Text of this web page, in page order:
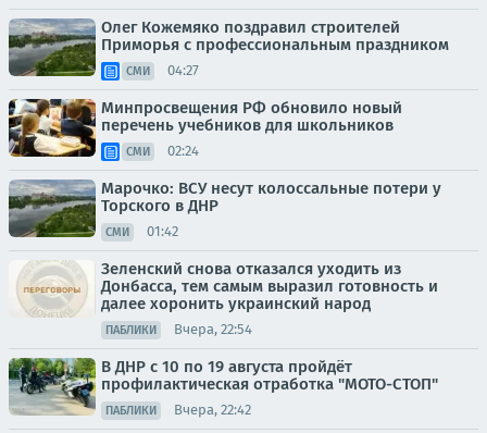
Олег Кожемяко поздравил строителей
Приморья с профессиональным праздником
СМИ 04:27
Минпросвещения РФ обновило новый
перечень учебников для школьников
СМИ 02:24
Марочко: ВСУ несут колоссальные потери у
Торского в ДНР
СМИ 01:42
Зеленский снова отказался уходить из
Донбасса, тем самым выразил готовность и
далее хоронить украинский народ
ПАБЛИКИ Вчера, 22:54
В ДНР с 10 по 19 августа пройдёт
профилактическая отработка "МОТО-СТОП"
ПАБЛИКИ Вчера, 22:42